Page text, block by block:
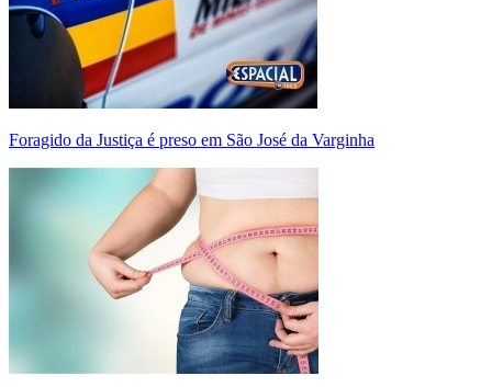
Foragido da Justiça é preso em São José da Varginha